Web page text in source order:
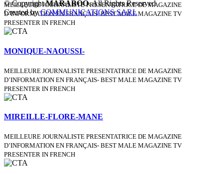
MEILLEURE JOURNALISTE PRESENTATRICE DE MAGAZINE
D’INFORMATION EN FRANÇAIS- BEST MALE MAGAZINE TV
PRESENTER IN FRENCH
MONIQUE-NAOUSSI-
MEILLEURE JOURNALISTE PRESENTATRICE DE MAGAZINE
D’INFORMATION EN FRANÇAIS- BEST MALE MAGAZINE TV
PRESENTER IN FRENCH
MIREILLE-FLORE-MANE
MEILLEURE JOURNALISTE PRESENTATRICE DE MAGAZINE
D’INFORMATION EN FRANÇAIS- BEST MALE MAGAZINE TV
PRESENTER IN FRENCH
© CopyrightMARABOO. All Rights Reserved
Created byCOMMUNICATIONS SARL